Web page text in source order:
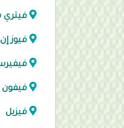
فيوز
فيفون
فيزيل